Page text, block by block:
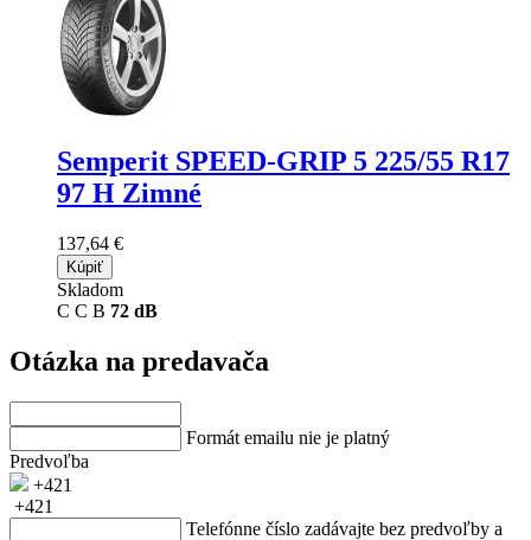
Semperit SPEED-GRIP 5 225/55 R17
97 H Zimné
137,64 €
Kúpiť
Skladom
C C B 72 dB
Otázka na predavača
Formát emailu nie je platný
Predvoľba
+421
+421
Telefónne číslo zadávajte bez predvoľby a